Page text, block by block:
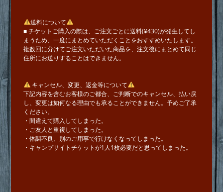
送料について
■ チケットご購入の際は、ご注文ごとに送料(¥430)が発生してし
まうため、一度にまとめていただくことをおすすめいたします。
複数回に分けてご注文いただいた商品を、注文後にまとめて同じ
住所にお送りすることはできません。
キャンセル、変更、返金等について
下記内容を含むお客様のご都合、ご判断でのキャンセル、払い戻
し、変更は如何なる理由でも承ることができません。予めご了承
ください。
・間違えて購入してしまった。
・ご友人と重複してしまった。
・体調不良、別のご用事で行けなくなってしまった。
・キャンプサイトチケットが1人1枚必要だと思ってしまった。